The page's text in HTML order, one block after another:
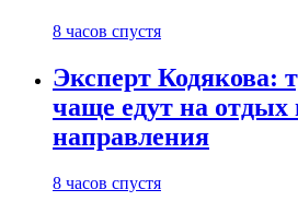
8 часов спустя
Эксперт Кодякова:
чаще едут на отдых
направления
8 часов спустя